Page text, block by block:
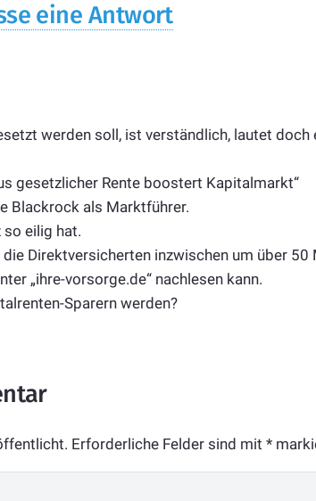
eine Antwort
werden soll, ist verständlich, lautet doch
gesetzlicher Rente boostert Kapitalmarkt“
Blackrock als Marktführer.
so eilig hat.
Direktversicherten inzwischen um über 50
„ihre-vorsorge.de“ nachlesen kann.
Sparern werden?
Erforderliche Felder sind mit *